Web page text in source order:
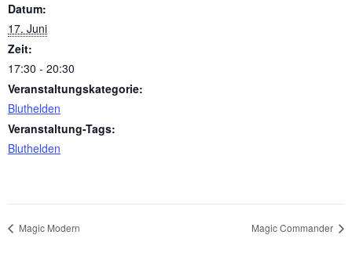
Datum:
17. Juni
Zeit:
17:30 - 20:30
Veranstaltungskategorie:
Bluthelden
Veranstaltung-Tags:
Bluthelden
Magic Modern Magic Commander